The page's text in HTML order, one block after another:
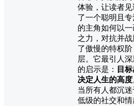
体验，让读者见
了一个聪明且专
的主角如何以一
之力，对抗并战
了傲慢的特权阶
层。它最引人深
的启示是：
目
决定人生的高度
当所有人都沉迷
低级的社交和情